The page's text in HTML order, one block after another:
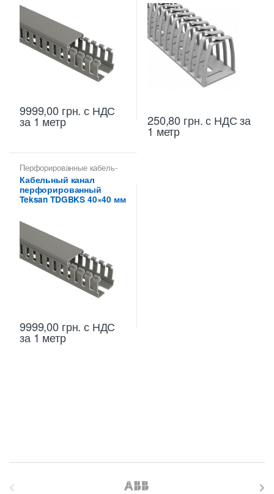
9999,00 грн. с НДС
за 1 метр 250,80 грн.с НДС за
1 метр
Перфорированные кабель-
каналы ПВХ
Кабельный канал
перфорированный
Teksan TDGBKS 40×40 мм
9999,00 грн. с НДС
за 1 метр